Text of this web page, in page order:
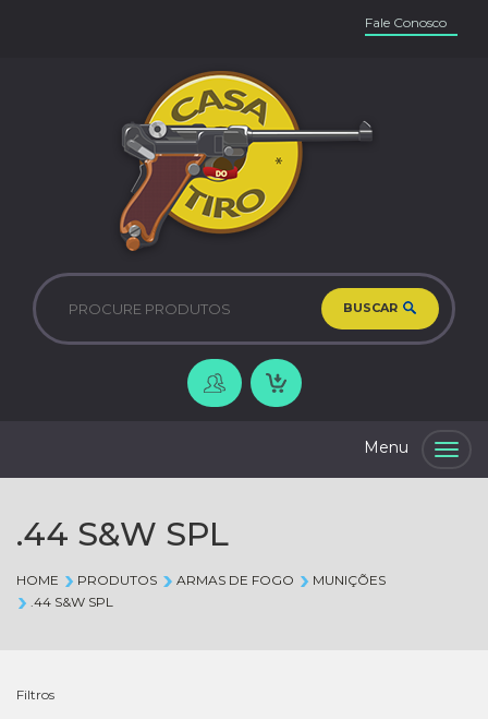
Fale Conosco
BUSCAR
.44 S&W SPL
HOME PRODUTOS ARMAS DE FOGO
MUNIÇÕES
.44 S&W SPL
Filtros